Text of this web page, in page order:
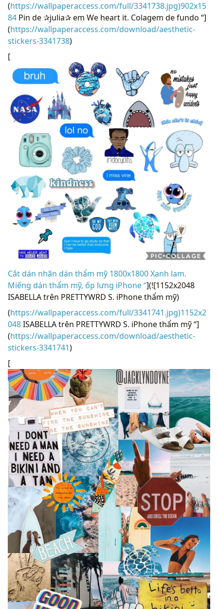
(https://wallpaperaccess.com/full/3341738.jpg)902x15
84 Pin de ✰julia✰ em We heart it. Colagem de fundo “]
(https://wallpaperaccess.com/download/aesthetic-
stickers-3341738)
[
Cắt dán nhãn dán thẩm mỹ 1800x1800 Xanh lam.
Miếng dán thẩm mỹ, ốp lưng iPhone “](![1152x2048
ISABELLA trên PRETTYWRD S. iPhone thẩm mỹ)
(https://wallpaperaccess.com/full/3341741.jpg)1152x2
048ISABELLA trên PRETTYWRD S. iPhone thẩm mỹ “]
(https://wallpaperaccess.com/download/aesthetic-
stickers-3341741)
[